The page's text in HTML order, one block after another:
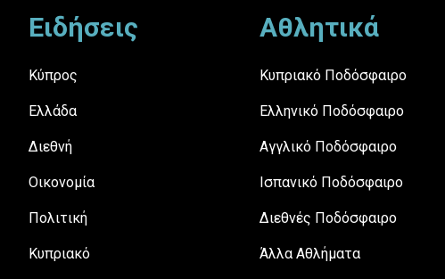
Ειδήσεις
Κύπρος
Ελλάδα
Διεθνή
Οικονομία
Πολιτική
Κυπριακό
Αθλητικά
Κυπριακό Ποδόσφαιρο
Ελληνικό Ποδόσφαιρο
Αγγλικό Ποδόσφαιρο
Ισπανικό Ποδόσφαιρο
Διεθνές Ποδόσφαιρο
Άλλα Αθλήματα